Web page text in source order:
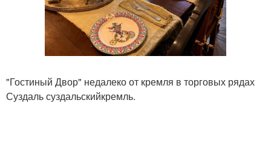
"Гостиный Двор" недалеко от кремля в торговых рядах
Суздаль суздальскийкремль.